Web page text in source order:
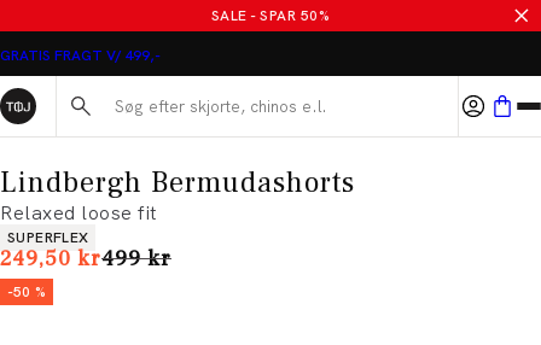
SALE - SPAR 50%
GRATIS FRAGT V/ 499,-
Søg her...
Lindbergh Bermudashorts
Relaxed loose fit
Produkt egenskaber
SUPERFLEX
249,50 krI alt (uden rabat)
499 kr
-50 %